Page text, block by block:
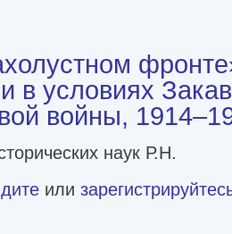
в условиях
войны,
наук Р.Н.
«захолустном фронте». Казачьи войска
или